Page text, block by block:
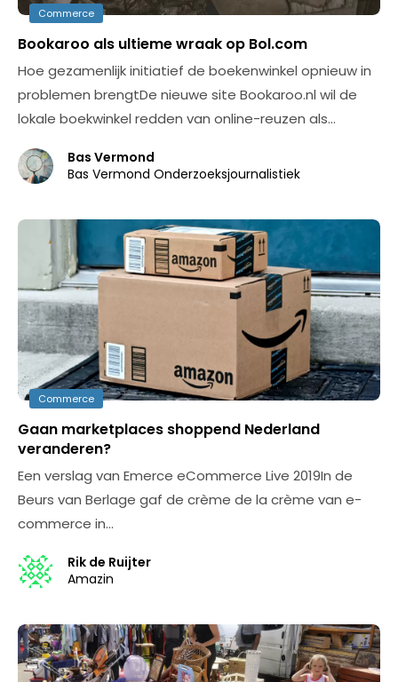
Commerce
Bookaroo als ultieme wraak op Bol.com
Hoe gezamenlijk initiatief de boekenwinkel opnieuw in
problemen brengtDe nieuwe site Bookaroo.nl wil de
lokale boekwinkel redden van online-reuzen als…
Bas Vermond
Bas Vermond Onderzoeksjournalistiek
Commerce
Gaan marketplaces shoppend Nederland
veranderen?
Een verslag van Emerce eCommerce Live 2019In de
Beurs van Berlage gaf de crème de la crème van e-
commerce in…
Rik de Ruijter
Amazin